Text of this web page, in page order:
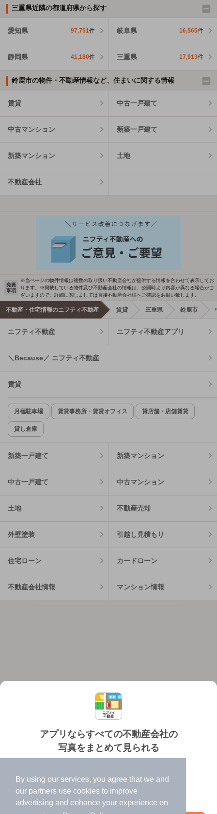
By using our services, you agree that we and
our partners use cookies to improve
advertising and enhance your experience on
三重県近隣の都道府県から探す
愛知県 97,751件 岐阜県 16,565件
静岡県 41,180件 三重県 17,913件
鈴鹿市の物件・不動産情報など、住まいに関する情報
賃貸 中古一戸建て
中古マンション 新築一戸建て
新築マンション 土地
不動産会社
アプリならすべての不動産会社の
写真をまとめて見られる
✔️
高速表示で似た物件も見つけやすい
✔️
便利な通知機能も充実
免責
事項
※当ページの物件情報は複数の取り扱い不動産会社が提供する情報を合わせて表示してお
ります。※掲載している物件及び不動産会社の情報は、公開時より内容が異なる場合がご
ざいますので、詳細に関しましては直接不動産会社様へご確認をお願い致します。
不動産・住宅情報のニフティ不動産 賃貸 三重県 鈴鹿市
ニフティ不動産 ニフティ不動産アプリ
＼Because／ ニフティ不動産
賃貸
月極駐車場 賃貸事務所・賃貸オフィス 貸店舗・店舗賃貸
貸し倉庫
新築一戸建て 新築マンション
中古一戸建て 中古マンション
土地 不動産売却
外壁塗装 引越し見積もり
住宅ローン カードローン
不動産会社情報 マンション情報
個人情報保護ポリシー 利用規約